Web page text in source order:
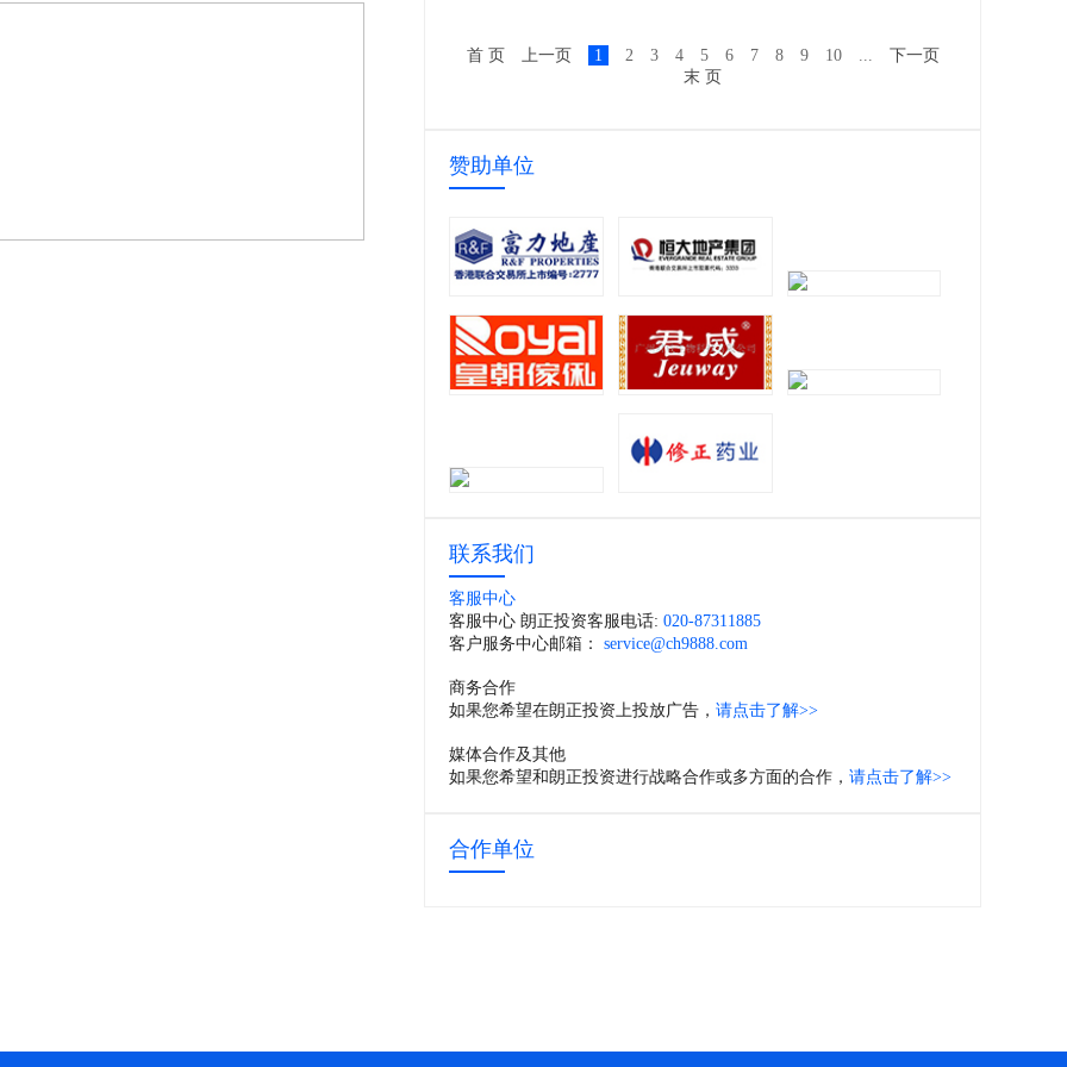
万套五金家具配件生产线项目
首 页 上一页 1 2 3 4 5 6 7 8 9 10 ...
下一页
末 页
赞助单位
联系我们
客服中心
客服中心 朗正投资客服电话: 020-87311885
客户服务中心邮箱：
service@ch9888.com
商务合作
如果您希望在朗正投资上投放广告， 请点击了解>>
媒体合作及其他
如果您希望和朗正投资进行战略合作或多方面的合作， 请点击了解>>
合作单位